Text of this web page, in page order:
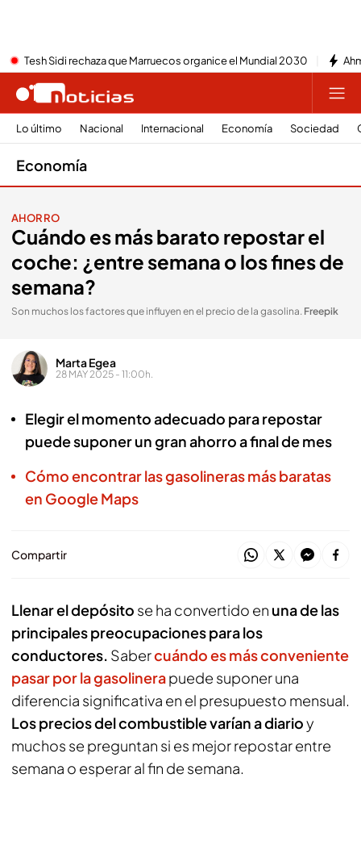
Tesh Sidi rechaza que Marruecos organice el Mundial 2030
Lo último Nacional Internacional Economía Sociedad
Economía
AHORRO
Cuándo es más barato repostar el
coche: ¿entre semana o los fines de
semana?
Son muchos los factores que influyen en el precio de la gasolina. Freepik
Marta Egea
28 MAY 2025 - 11:00h.
Elegir el momento adecuado para repostar
puede suponer un gran ahorro a final de mes
Cómo encontrar las gasolineras más baratas
en Google Maps
Compartir
Llenar el depósito se ha convertido en una de las
principales preocupaciones para los
conductores. Sabercuándo es más conveniente
pasar por la gasolinerapuede suponer una
diferencia significativa en el presupuesto mensual.
Los precios del combustible varían a diarioy
muchos se preguntan si es mejor repostar entre
semana o esperar al fin de semana.